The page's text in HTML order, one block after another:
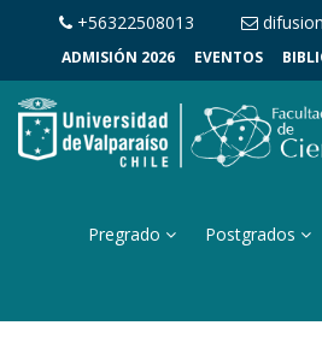
+56322508013
ADMISIÓN 2026 EVENTOS
Pregrado Postgrados